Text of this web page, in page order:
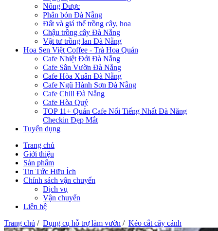
Nông Dược
Phân bón Đà Nẵng
Đất và giá thể trồng cây, hoa
Chậu trồng cây Đà Nẵng
Vật tư trồng lan Đà Nẵng
Hoa Sen Việt Coffee - Trà Hoa Quán
Cafe Nhiệt Đới Đà Nẵng
Cafe Sân Vườn Đà Nẵng
Cafe Hòa Xuân Đà Nẵng
Cafe Ngũ Hành Sơn Đà Nẵng
Cafe Chill Đà Nẵng
Cafe Hòa Quý
TOP 11+ Quán Cafe Nổi Tiếng Nhất Đà Năng
Checkin Đẹp Mắt
Tuyển dụng
Trang chủ
Giới thiệu
Sản phẩm
Tin Tức Hữu Ích
Chính sách vận chuyển
Dịch vụ
Vận chuyển
Liên hệ
Trang chủ / Dụng cụ hỗ trợ làm vườn / Kéo cắt cây cảnh